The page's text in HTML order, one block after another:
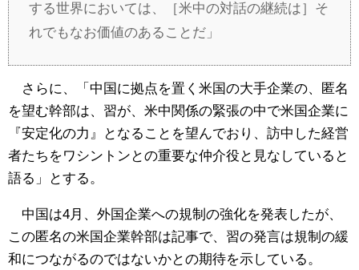
する世界においては、［米中の対話の継続は］そ
れでもなお価値のあることだ」
さらに、「中国に拠点を置く米国の大手企業の、匿名
を望む幹部は、習が、米中関係の緊張の中で米国企業に
『安定化の力』となることを望んでおり、訪中した経営
者たちをワシントンとの重要な仲介役と見なしていると
語る」とする。
中国は4月、外国企業への規制の強化を発表したが、
この匿名の米国企業幹部は記事で、習の発言は規制の緩
和につながるのではないかとの期待を示している。